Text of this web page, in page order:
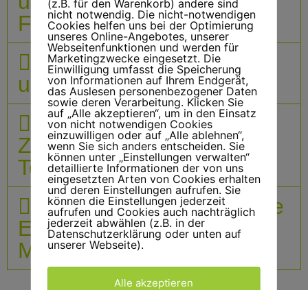
Firmenevents
Passende Dekoration
und Atmosphäre
Förderung der
Zusammenarbeit durch
Teamevents
Vertrauen Sie auf Boese
Events für Ihre
Mitarbeiterevents
(z.B. für den Warenkorb) andere sind
nicht notwendig. Die nicht-notwendigen
Cookies helfen uns bei der Optimierung
unseres Online-Angebotes, unserer
Webseitenfunktionen und werden für
Marketingzwecke eingesetzt. Die
Einwilligung umfasst die Speicherung
von Informationen auf Ihrem Endgerät,
das Auslesen personenbezogener Daten
sowie deren Verarbeitung. Klicken Sie
auf „Alle akzeptieren“, um in den Einsatz
von nicht notwendigen Cookies
einzuwilligen oder auf „Alle ablehnen“,
wenn Sie sich anders entscheiden. Sie
können unter „Einstellungen verwalten“
detaillierte Informationen der von uns
eingesetzten Arten von Cookies erhalten
und deren Einstellungen aufrufen. Sie
können die Einstellungen jederzeit
aufrufen und Cookies auch nachträglich
jederzeit abwählen (z.B. in der
Datenschutzerklärung oder unten auf
unserer Webseite).
Alle akzeptieren